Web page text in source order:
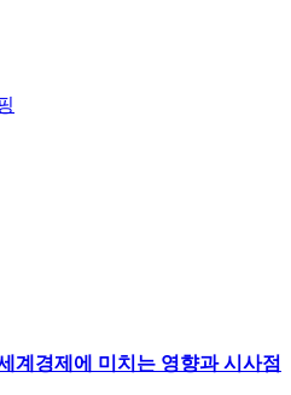
계경제에 미치는 영향과 시사점